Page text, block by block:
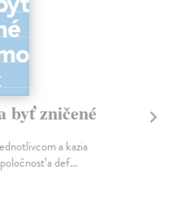
byť zničené
a kazia
a def...